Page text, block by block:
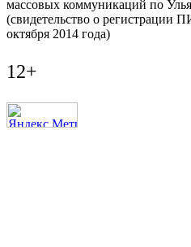
массовых коммуникаций по
(свидетельство о
октября 2014 года)
12+